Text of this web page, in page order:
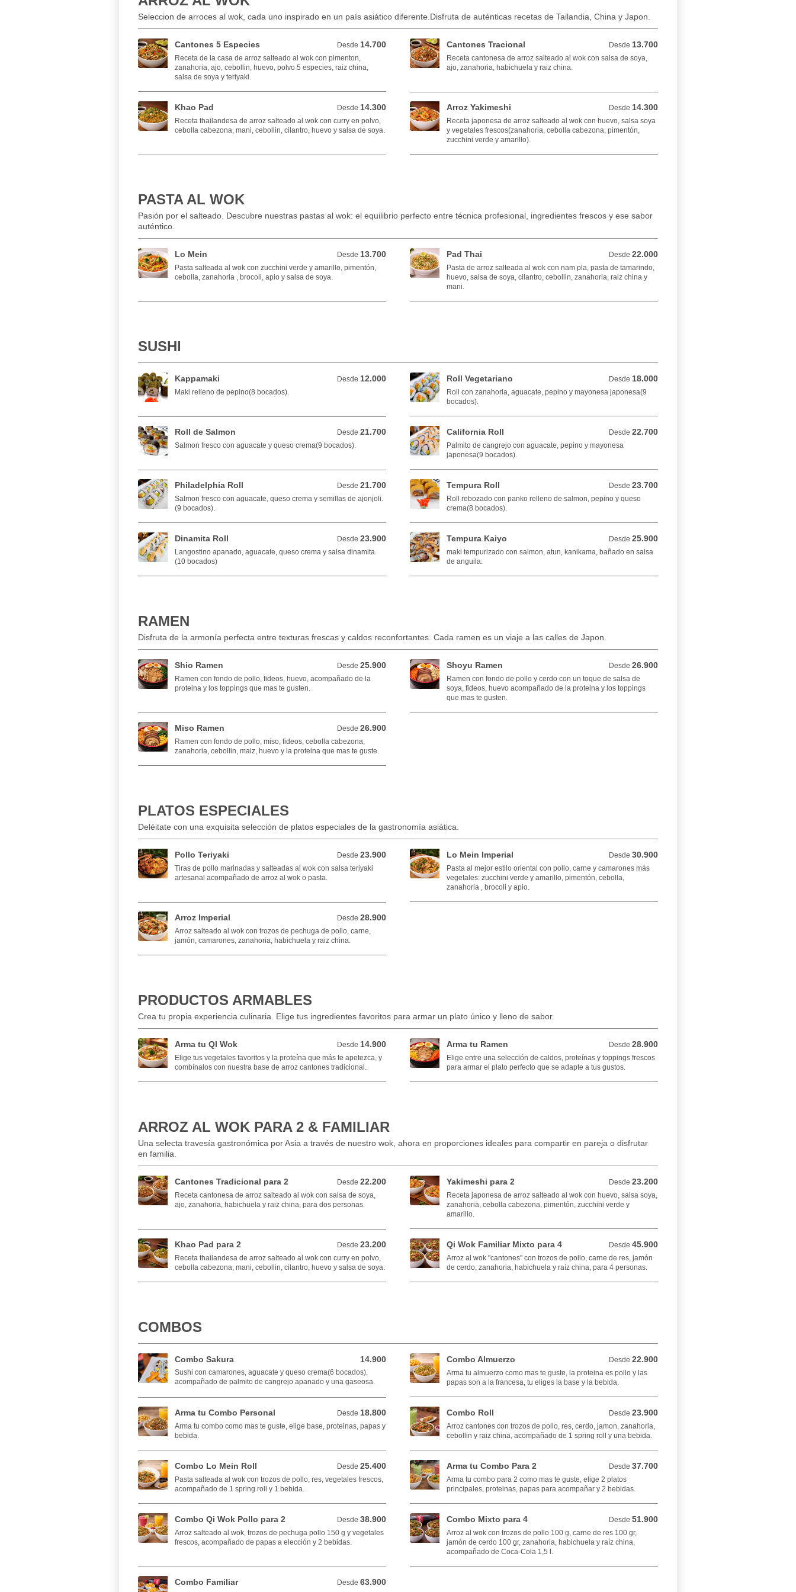
Seleccion de arroces al wok, cada uno inspirado en un país asiático diferente.Disfruta de auténticas recetas de Tailandia, China y Japon.
Cantones 5 Especies Desde 14.700
Desde 14.700 COP
Receta de la casa de arroz salteado al wok con pimenton,
zanahoria, ajo, cebollin, huevo, polvo 5 especies, raiz china,
salsa de soya y teriyaki.
Cantones Tracional Desde 13.700
Desde 13.700 COP
Receta cantonesa de arroz salteado al wok con salsa de soya,
ajo, zanahoria, habichuela y raiz china.
Khao Pad Desde 14.300
Desde 14.300 COP
Receta thailandesa de arroz salteado al wok con curry en polvo,
cebolla cabezona, mani, cebollin, cilantro, huevo y salsa de soya.
Arroz Yakimeshi Desde 14.300
Desde 14.300 COP
Receta japonesa de arroz salteado al wok con huevo, salsa soya
y vegetales frescos(zanahoria, cebolla cabezona, pimentón,
zucchini verde y amarillo).
PASTA AL WOK
Pasión por el salteado. Descubre nuestras pastas al wok: el equilibrio perfecto entre técnica profesional, ingredientes frescos y ese sabor
auténtico.
Lo Mein Desde 13.700
Desde 13.700 COP
Pasta salteada al wok con zucchini verde y amarillo, pimentón,
cebolla, zanahoria , brocoli, apio y salsa de soya.
Pad Thai Desde 22.000
Desde 22.000 COP
Pasta de arroz salteada al wok con nam pla, pasta de tamarindo,
huevo, salsa de soya, cilantro, cebollin, zanahoria, raiz china y
mani.
SUSHI
Kappamaki Desde 12.000
Desde 12.000 COP
Maki relleno de pepino(8 bocados).
Roll Vegetariano Desde 18.000
Desde 18.000 COP
Roll con zanahoria, aguacate, pepino y mayonesa japonesa(9
bocados).
Roll de Salmon Desde 21.700
Desde 21.700 COP
Salmon fresco con aguacate y queso crema(9 bocados).
California Roll Desde 22.700
Desde 22.700 COP
Palmito de cangrejo con aguacate, pepino y mayonesa
japonesa(9 bocados).
Philadelphia Roll Desde 21.700
Desde 21.700 COP
Salmon fresco con aguacate, queso crema y semillas de ajonjoli.
(9 bocados).
Tempura Roll Desde 23.700
Desde 23.700 COP
Roll rebozado con panko relleno de salmon, pepino y queso
crema(8 bocados).
Dinamita Roll Desde 23.900
Desde 23.900 COP
Langostino apanado, aguacate, queso crema y salsa dinamita.
(10 bocados)
Tempura Kaiyo Desde 25.900
Desde 25.900 COP
maki tempurizado con salmon, atun, kanikama, bañado en salsa
de anguila.
RAMEN
Disfruta de la armonía perfecta entre texturas frescas y caldos reconfortantes. Cada ramen es un viaje a las calles de Japon.
Shio Ramen Desde 25.900
Desde 25.900 COP
Ramen con fondo de pollo, fideos, huevo, acompañado de la
proteina y los toppings que mas te gusten.
Shoyu Ramen Desde 26.900
Desde 26.900 COP
Ramen con fondo de pollo y cerdo con un toque de salsa de
soya, fideos, huevo acompañado de la proteina y los toppings
que mas te gusten.
Miso Ramen Desde 26.900
Desde 26.900 COP
Ramen con fondo de pollo, miso, fideos, cebolla cabezona,
zanahoria, cebollin, maiz, huevo y la proteina que mas te guste.
PLATOS ESPECIALES
Deléitate con una exquisita selección de platos especiales de la gastronomía asiática.
Pollo Teriyaki Desde 23.900
Desde 23.900 COP
Tiras de pollo marinadas y salteadas al wok con salsa teriyaki
artesanal acompañado de arroz al wok o pasta.
Lo Mein Imperial Desde 30.900
Desde 30.900 COP
Pasta al mejor estilo oriental con pollo, carne y camarones más
vegetales: zucchini verde y amarillo, pimentón, cebolla,
zanahoria , brocoli y apio.
Arroz Imperial Desde 28.900
Desde 28.900 COP
Arroz salteado al wok con trozos de pechuga de pollo, carne,
jamón, camarones, zanahoria, habichuela y raiz china.
PRODUCTOS ARMABLES
Crea tu propia experiencia culinaria. Elige tus ingredientes favoritos para armar un plato único y lleno de sabor.
Arma tu QI Wok Desde 14.900
Desde 14.900 COP
Elige tus vegetales favoritos y la proteína que más te apetezca, y
combínalos con nuestra base de arroz cantones tradicional.
Arma tu Ramen Desde 28.900
Desde 28.900 COP
Elige entre una selección de caldos, proteínas y toppings frescos
para armar el plato perfecto que se adapte a tus gustos.
ARROZ AL WOK PARA 2 & FAMILIAR
Una selecta travesía gastronómica por Asia a través de nuestro wok, ahora en proporciones ideales para compartir en pareja o disfrutar
en familia.
Cantones Tradicional para 2 Desde 22.200
Desde 22.200 COP
Receta cantonesa de arroz salteado al wok con salsa de soya,
ajo, zanahoria, habichuela y raiz china, para dos personas.
Yakimeshi para 2 Desde 23.200
Desde 23.200 COP
Receta japonesa de arroz salteado al wok con huevo, salsa soya,
zanahoria, cebolla cabezona, pimentón, zucchini verde y
amarillo.
Khao Pad para 2 Desde 23.200
Desde 23.200 COP
Receta thailandesa de arroz salteado al wok con curry en polvo,
cebolla cabezona, mani, cebollin, cilantro, huevo y salsa de soya.
Qi Wok Familiar Mixto para 4 Desde 45.900
Desde 45.900 COP
Arroz al wok "cantones" con trozos de pollo, carne de res, jamón
de cerdo, zanahoria, habichuela y raíz china, para 4 personas.
COMBOS
Combo Sakura 14.900
14.900 COP
Sushi con camarones, aguacate y queso crema(6 bocados),
acompañado de palmito de cangrejo apanado y una gaseosa.
Combo Almuerzo Desde 22.900
Desde 22.900 COP
Arma tu almuerzo como mas te guste, la proteina es pollo y las
papas son a la francesa, tu eliges la base y la bebida.
Arma tu Combo Personal Desde 18.800
Desde 18.800 COP
Arma tu combo como mas te guste, elige base, proteinas, papas y
bebida.
Combo Roll Desde 23.900
Desde 23.900 COP
Arroz cantones con trozos de pollo, res, cerdo, jamon, zanahoria,
cebollin y raiz china, acompañado de 1 spring roll y una bebida.
Combo Lo Mein Roll Desde 25.400
Desde 25.400 COP
Pasta salteada al wok con trozos de pollo, res, vegetales frescos,
acompañado de 1 spring roll y 1 bebida.
Arma tu Combo Para 2 Desde 37.700
Desde 37.700 COP
Arma tu combo para 2 como mas te guste, elige 2 platos
principales, proteinas, papas para acompañar y 2 bebidas.
Combo Qi Wok Pollo para 2 Desde 38.900
Desde 38.900 COP
Arroz salteado al wok, trozos de pechuga pollo 150 g y vegetales
frescos, acompañado de papas a elección y 2 bebidas.
Combo Mixto para 4 Desde 51.900
Desde 51.900 COP
Arroz al wok con trozos de pollo 100 g, carne de res 100 gr,
jamón de cerdo 100 gr, zanahoria, habichuela y raíz china,
acompañado de Coca-Cola 1,5 l.
Combo Familiar Desde 63.900
Desde 63.900 COP